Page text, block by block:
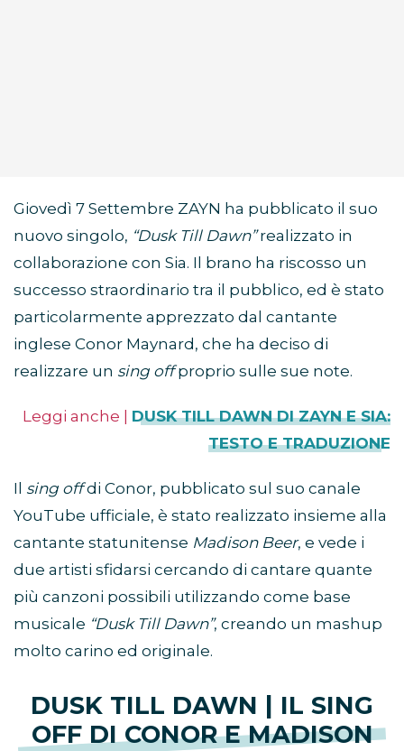
Giovedì 7 Settembre ZAYN ha pubblicato il suo
nuovo singolo, “Dusk Till Dawn”realizzato in
collaborazione con Sia. Il brano ha riscosso un
successo straordinario tra il pubblico, ed è stato
particolarmente apprezzato dal cantante
inglese Conor Maynard, che ha deciso di
realizzare un sing offproprio sulle sue note.
Leggi anche |
DUSK TILL DAWN DI ZAYN E SIA:
TESTO E TRADUZIONE
Il sing offdi Conor, pubblicato sul suo canale
YouTube ufficiale, è stato realizzato insieme alla
cantante statunitense Madison Beer, e vede i
due artisti sfidarsi cercando di cantare quante
più canzoni possibili utilizzando come base
musicale “Dusk Till Dawn”, creando un mashup
molto carino ed originale.
DUSK TILL DAWN | IL SING
OFF DI CONOR E MADISON